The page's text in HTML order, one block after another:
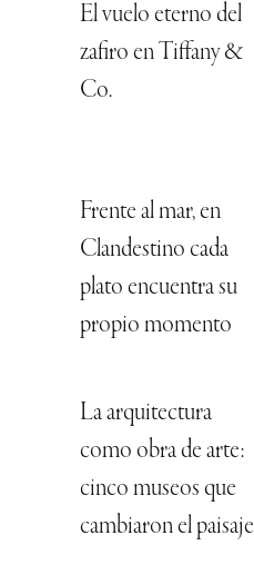
El vuelo eterno del
zafiro en Tiffany &
Co.
Frente al mar, en
Clandestino cada
plato encuentra su
propio momento
La arquitectura
como obra de arte:
cinco museos que
cambiaron el paisaje